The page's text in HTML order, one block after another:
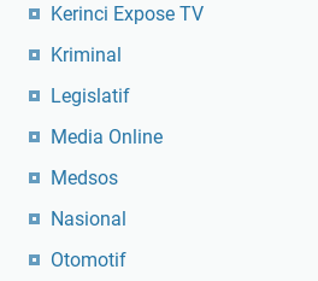
Kerinci Expose TV
Kriminal
Legislatif
Media Online
Medsos
Nasional
Otomotif